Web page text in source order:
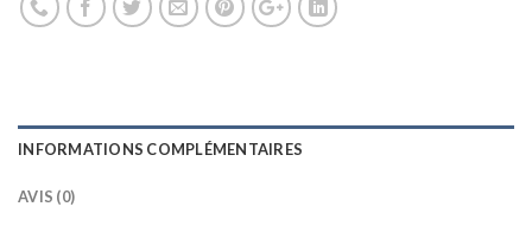
INFORMATIONS COMPLÉMENTAIRES
AVIS (0)